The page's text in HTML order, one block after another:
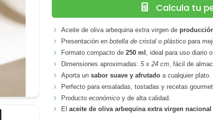
Calcula tu
Aceite de oliva arbequina extra virgen de
Presentación enbotella de cristal o plástico para
Formato compacto de250 ml , ideal para uso diario
Dimensiones aproximadas:5 x 24 cm , fácil de
Aporta unsabor suave y afrutado a cualquier plato.
Perfecto para ensaladas, tostadas y recetas gourmet.
Productoeconómico y de alta calidad.
Elaceite de oliva arbequina extra virgen nacional